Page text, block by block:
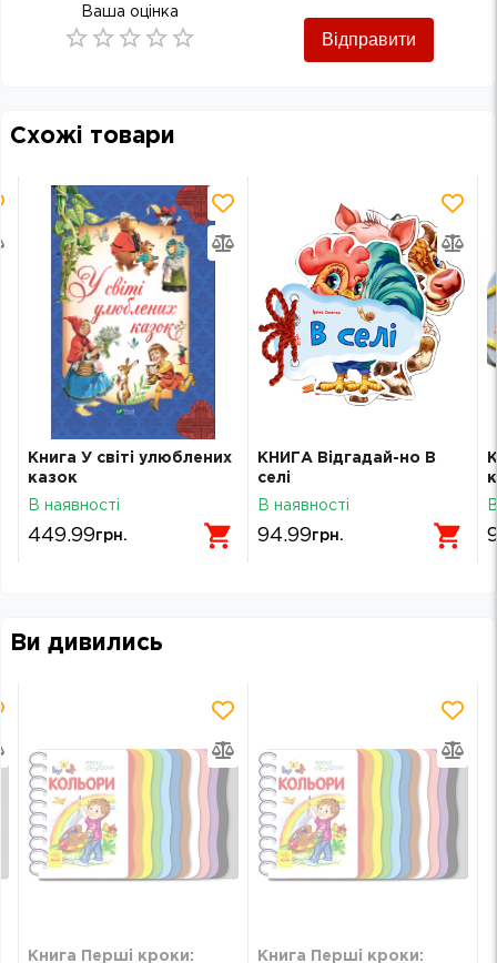
Ваша оцінка
Відправити
Схожі товари
Книга У світі улюблених
казок
В наявності
449.99грн.
КНИГА Відгадай-но В
селі
В наявності
94.99грн.
Ви дивились
Книга Перші кроки:
Книга Перші кроки: